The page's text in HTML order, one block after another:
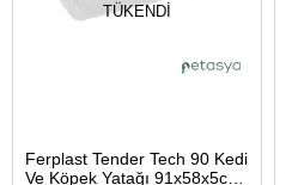
TÜKENDI
Ferplast Tender Tech 90 Kedi
Ve Köpek Yatağı 91x58x5cm